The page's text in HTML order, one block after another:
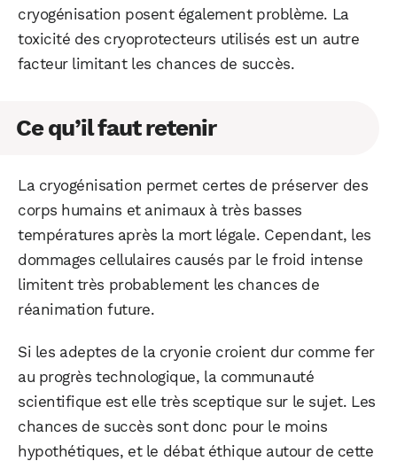
cryogénisation posent également problème. La
toxicité des cryoprotecteurs utilisés est un autre
facteur limitant les chances de succès.
Ce qu’il faut retenir
La cryogénisation permet certes de préserver des
corps humains et animaux à très basses
températures après la mort légale. Cependant, les
dommages cellulaires causés par le froid intense
limitent très probablement les chances de
réanimation future.
Si les adeptes de la cryonie croient dur comme fer
au progrès technologique, la communauté
scientifique est elle très sceptique sur le sujet. Les
chances de succès sont donc pour le moins
hypothétiques, et le débat éthique autour de cette